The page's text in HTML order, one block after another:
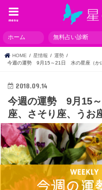
menu
ホーム 無料占い診断
HOME 星情報
運勢
今週の運勢 9月15～21日 水の星座（か
2018.09.14
今週の運勢 9月15
座、さそり座、うお